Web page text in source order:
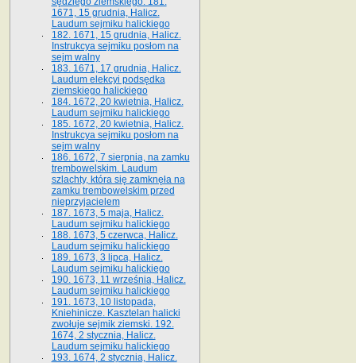
1671, 15 grudnia, Halicz.
Laudum sejmiku halickiego
182. 1671, 15 grudnia, Halicz.
Instrukcya sejmiku posłom na
sejm walny
183. 1671, 17 grudnia, Halicz.
Laudum elekcyi podsędka
ziemskiego halickiego
184. 1672, 20 kwietnia, Halicz.
Laudum sejmiku halickiego
185. 1672, 20 kwietnia, Halicz.
Instrukcya sejmiku posłom na
sejm walny
186. 1672, 7 sierpnia, na zamku
trembowelskim. Laudum
szlachty, która się zamknęła na
zamku trembowelskim przed
nieprzyjacielem
187. 1673, 5 maja, Halicz.
Laudum sejmiku halickiego
188. 1673, 5 czerwca, Halicz.
Laudum sejmiku halickiego
189. 1673, 3 lipca, Halicz.
Laudum sejmiku halickiego
190. 1673, 11 września, Halicz.
Laudum sejmiku halickiego
191. 1673, 10 listopada,
Kniehinicze. Kasztelan halicki
zwołuje sejmik ziemski. 192.
1674, 2 stycznia, Halicz.
Laudum sejmiku halickiego
193. 1674, 2 stycznia, Halicz.